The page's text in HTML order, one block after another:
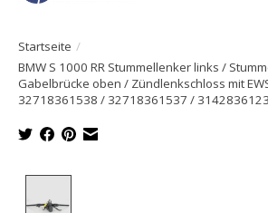
Startseite /
BMW S 1000 RR Stummellenker links /
Gabelbrücke oben / Zündlenkschloss mit
32718361538 / 32718361537 /